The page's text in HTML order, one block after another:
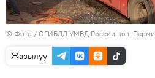
© Фото / ОГИБДД УМВД России по г. Перми
Жазылуу